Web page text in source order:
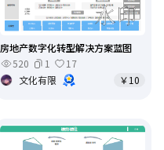
房地产数字化转型解决方案蓝图
520
1
17
文化有限
￥10